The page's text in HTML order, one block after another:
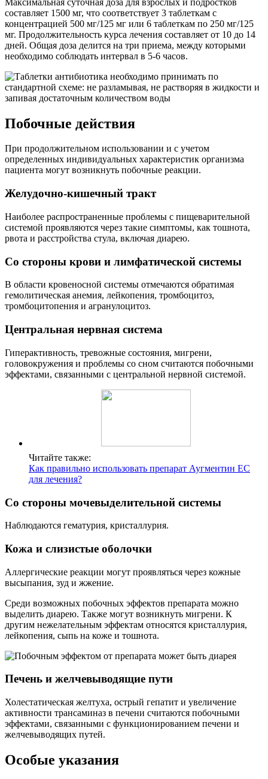
составляет 1500 мг, что соответствует 3 таблеткам с
концентрацией 500 мг/125 мг или 6 таблеткам по 250 мг/125
мг. Продолжительность курса лечения составляет от 10 до 14
дней. Общая доза делится на три приема, между которыми
необходимо соблюдать интервал в 5-6 часов.
Побочные действия
При продолжительном использовании и с учетом
определенных индивидуальных характеристик организма
пациента могут возникнуть побочные реакции.
Желудочно-кишечный тракт
Наиболее распространенные проблемы с пищеварительной
системой проявляются через такие симптомы, как тошнота,
рвота и расстройства стула, включая диарею.
Со стороны крови и лимфатической системы
В области кровеносной системы отмечаются обратимая
гемолитическая анемия, лейкопения, тромбоцитоз,
тромбоцитопения и агранулоцитоз.
Центральная нервная система
Гиперактивность, тревожные состояния, мигрени,
головокружения и проблемы со сном считаются побочными
эффектами, связанными с центральной нервной системой.
Читайте также:
Как правильно использовать препарат Аугментин ЕС
для лечения?
Со стороны мочевыделительной системы
Наблюдаются гематурия, кристаллурия.
Кожа и слизистые оболочки
Аллергические реакции могут проявляться через кожные
высыпания, зуд и жжение.
Среди возможных побочных эффектов препарата можно
выделить диарею. Также могут возникнуть мигрени. К
другим нежелательным эффектам относятся кристаллурия,
лейкопения, сыпь на коже и тошнота.
Печень и желчевыводящие пути
Холестатическая желтуха, острый гепатит и увеличение
активности трансаминаз в печени считаются побочными
эффектами, связанными с функционированием печени и
желчевыводящих путей.
Особые указания